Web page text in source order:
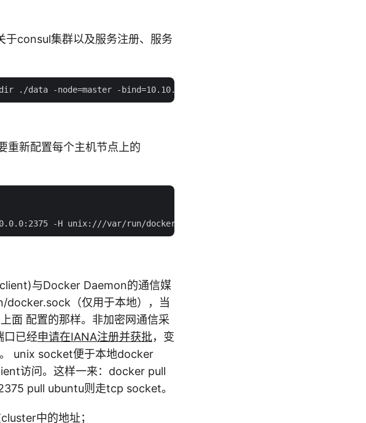
于consul集群以及服务注册、服务
重新配置每个主机节点上的
与Docker Daemon的通信媒
docker.sock（仅用于本地），当
面 配置的那样。非加密网通信采
口已经申请在IANA注册并获批，变
unix socket便于本地docker
访问。这样一来：docker pull
pull ubuntu则走tcp socket。
中的地址；